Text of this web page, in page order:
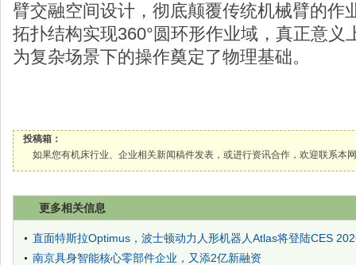
臂交融空间设计，彻底颠覆传统机械臂的作
拓扑结构实现360°圆环形作业域，真正意义
为复杂场景下的操作奠定了物理基础。
投稿箱：
如果您有机床行业、企业相关新闻稿件发表，或进行资讯合作，欢迎联系本
更多相关信息
直面特斯拉Optimus，波士顿动力人形机器人Atlas将登陆CES
南京具身智能核心零部件企业，又添2亿新融资